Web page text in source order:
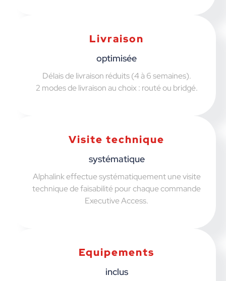
Livraison
optimisée
Délais de livraison réduits (4 à 6 semaines).
2 modes de livraison au choix : routé ou bridgé.
Visite technique
systématique
Alphalink effectue systématiquement une visite
technique de faisabilité pour chaque commande
Executive Access.
Equipements
inclus